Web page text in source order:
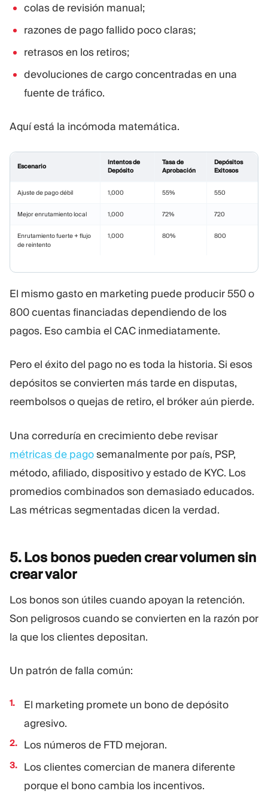
colas de revisión manual;
razones de pago fallido poco claras;
retrasos en los retiros;
devoluciones de cargo concentradas en una
fuente de tráfico.
Aquí está la incómoda matemática.
Escenario
Intentos de
Depósito
Tasa de
Aprobación
Depósitos
Exitosos
Ajuste de pago débil 1,000 55% 550
Mejor enrutamiento local 1,000 72% 720
Enrutamiento fuerte + flujo
de reintento
1,000 80% 800
El mismo gasto en marketing puede producir 550 o
800 cuentas financiadas dependiendo de los
pagos. Eso cambia el CAC inmediatamente.
Pero el éxito del pago no es toda la historia. Si esos
depósitos se convierten más tarde en disputas,
reembolsos o quejas de retiro, el bróker aún pierde.
Una correduría en crecimiento debe revisar
métricas de pagosemanalmente por país, PSP,
método, afiliado, dispositivo y estado de KYC. Los
promedios combinados son demasiado educados.
Las métricas segmentadas dicen la verdad.
5. Los bonos pueden crear volumen sin
crearvalor
Los bonos son útiles cuando apoyan la retención.
Son peligrosos cuando se convierten en la razón por
la que los clientes depositan.
Un patrón de falla común:
El marketing promete un bono de depósito
agresivo.
Los números de FTD mejoran.
Los clientes comercian de manera diferente
porque el bono cambia los incentivos.